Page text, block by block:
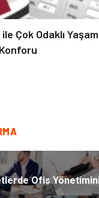
Çok Odaklı
Ofis